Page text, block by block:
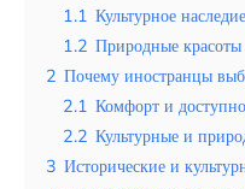
Сочи
Египет
ОАЭ
Таиланд
1.1 Культурное
1.2 Природные
2 Почему иностранцы
2.1 Комфорт и
2.2 Культурные и
3 Исторические и